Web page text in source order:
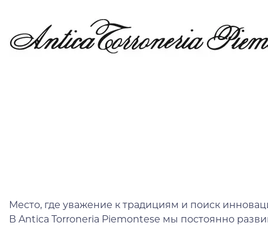
Место, где уважение к традициям и поиск
В Antica Torroneria Piemontese мы постоянно